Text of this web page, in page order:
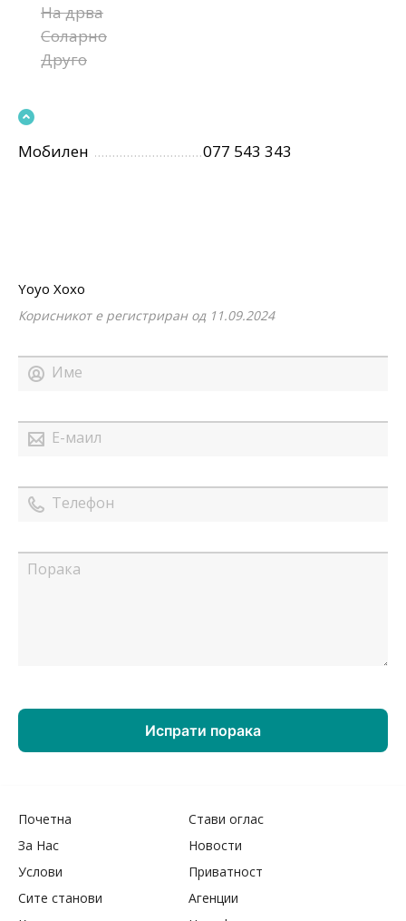
На дрва
Соларно
Друго
Мобилен 077 543 343
Yoyo Xoxo
Корисникот е регистриран од 11.09.2024
Почетна
Стави оглас
За Нас
Новости
Услови
Приватност
Сите станови
Агенции